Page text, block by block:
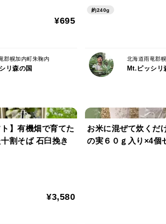
¥695
郡幌加内町朱鞠内
リ森の国
約240g
北海道雨竜郡
Mt.ピッシリ
ト】有機畑で育てた
割そば 石臼挽き
¥3,580
お米に混ぜて炊くだ
の実６０ｇ入り×4個